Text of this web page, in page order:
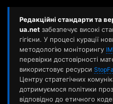
Редакційні стандарти та
ua.net забезпечує високі
гігієни. У процесі курації
методологію моніторингу
перевірки достовірності
використовує ресурси
Центру стратегічних
дотримуємося політики
відповідно до етичного